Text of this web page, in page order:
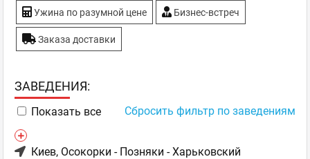
Ужина по разумной цене Бизнес-встреч
Заказа доставки
ЗAВЕДЕНИЯ:
Показать все Сбросить фильтр по заведениям
Киев, Осокорки - Позняки - Харьковский